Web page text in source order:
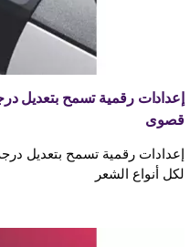
إعدادات رقمية تسمح بتعديل
قصوى
إعدادات رقمية تسمح بتعديل
لكل أنواع الشعر